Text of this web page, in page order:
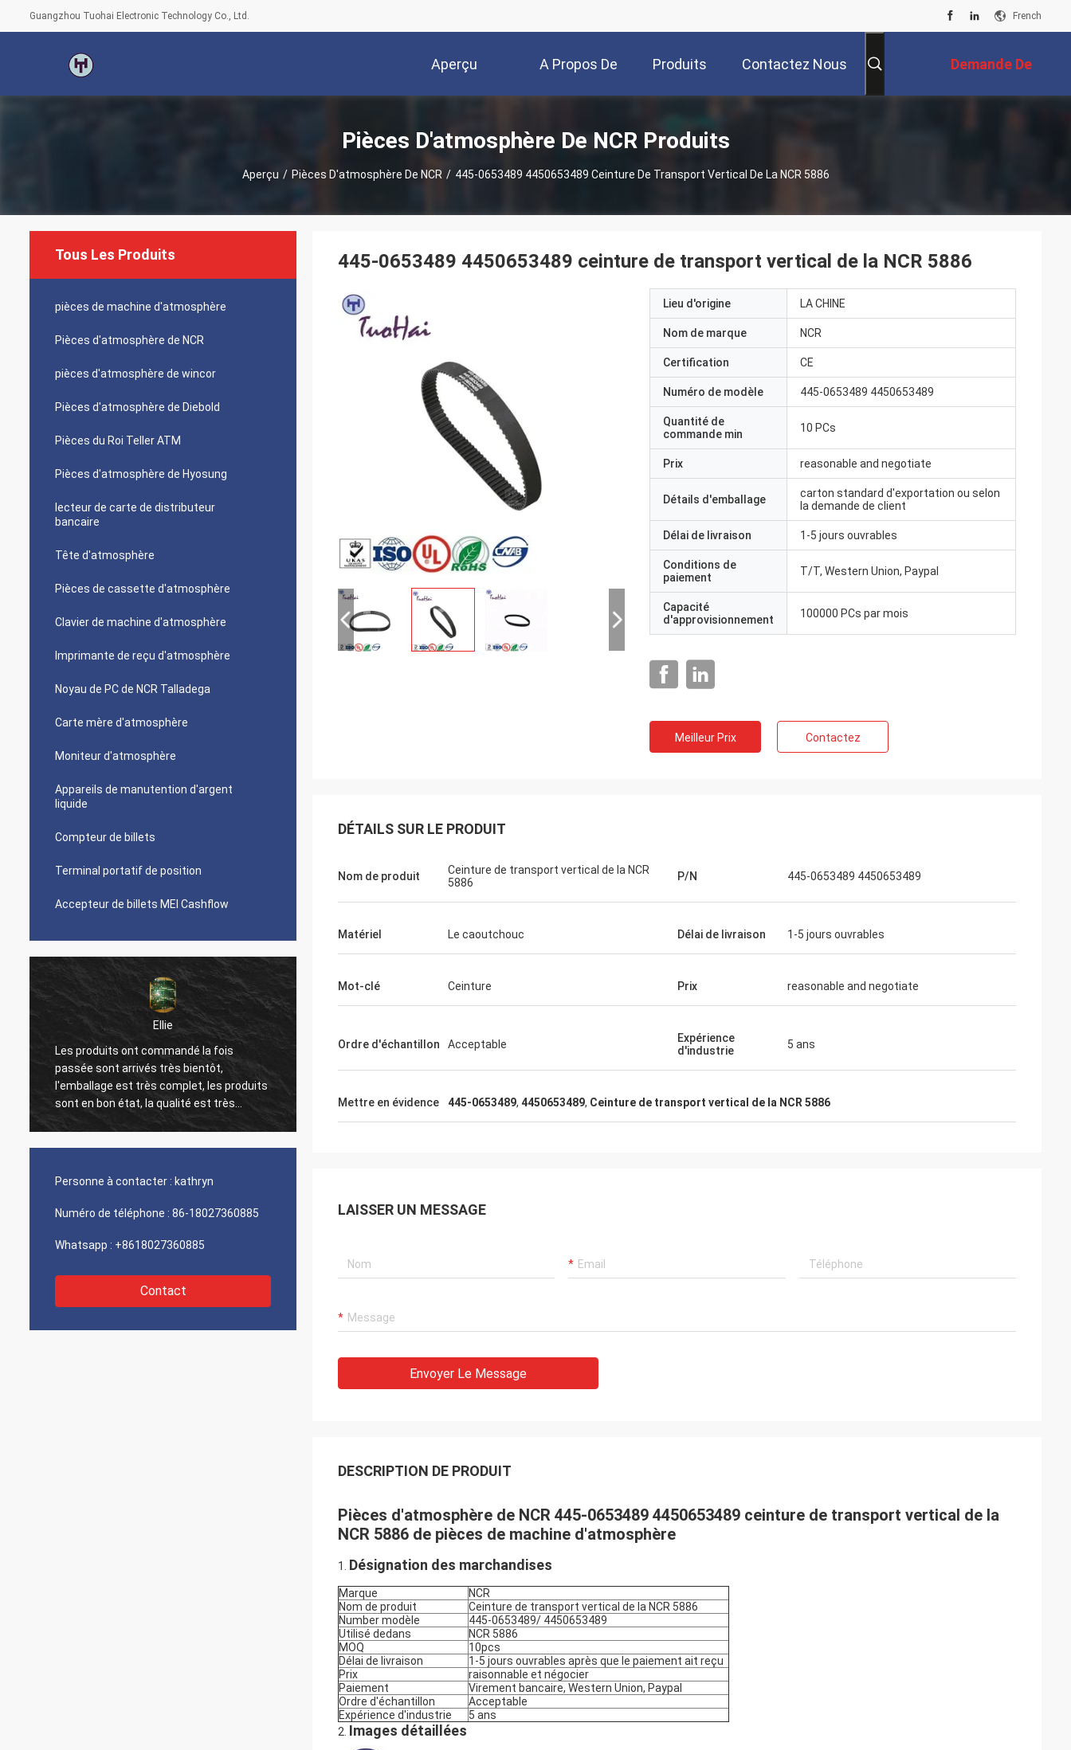
Guangzhou Tuohai Electronic Technology Co., Ltd. French
Aperçu A Propos De
Nous
Produits Contactez Nous Demande De
Soumission
Pièces D'atmosphère De NCR Produits
Aperçu / Pièces D'atmosphère De NCR / 445-0653489 4450653489 Ceinture De Transport Vertical De La NCR 5886
Tous Les Produits
pièces de machine d'atmosphère
Pièces d'atmosphère de NCR
pièces d'atmosphère de wincor
Pièces d'atmosphère de Diebold
Pièces du Roi Teller ATM
Pièces d'atmosphère de Hyosung
lecteur de carte de distributeur
bancaire
Tête d'atmosphère
Pièces de cassette d'atmosphère
Clavier de machine d'atmosphère
Imprimante de reçu d'atmosphère
Noyau de PC de NCR Talladega
Carte mère d'atmosphère
Moniteur d'atmosphère
Appareils de manutention d'argent
liquide
Compteur de billets
Terminal portatif de position
Accepteur de billets MEI Cashflow
Ellie
Les produits ont commandé la fois
passée sont arrivés très bientôt,
l'emballage est très complet, les produits
sont en bon état, la qualité est très
garantis, le prix de produit et le fret sont
Leur service est très bon, le lancement de
produit est très détaillé, à nos questions
opportune et patiente. La qualité du
produit est également très bonne, le prix
Personne à contacter : kathryn
Numéro de téléphone : 86-18027360885
Whatsapp : +8618027360885
Contact
445-0653489 4450653489 ceinture de transport vertical de la NCR 5886
Lieu d'origine LA CHINE
Nom de marque NCR
Certification CE
Numéro de modèle 445-0653489 4450653489
Quantité de
commande min
10 PCs
Prix reasonable and negotiate
Détails d'emballage
carton standard d'exportation ou selon
la demande de client
Délai de livraison 1-5 jours ouvrables
Conditions de
paiement
T/T, Western Union, Paypal
Capacité
d'approvisionnement
100000 PCs par mois
Meilleur Prix Contactez
DÉTAILS SUR LE PRODUIT
Nom de produit
Ceinture de transport vertical de la NCR
5886
P/N 445-0653489 4450653489
Matériel Le caoutchouc Délai de livraison 1-5 jours ouvrables
Mot-clé Ceinture Prix reasonable and negotiate
Ordre d'échantillon Acceptable
Expérience
d'industrie
5 ans
Mettre en évidence 445-0653489, 4450653489, Ceinture de transport vertical de la NCR 5886
LAISSER UN MESSAGE
Envoyer Le Message
DESCRIPTION DE PRODUIT
Pièces d'atmosphère de NCR 445-0653489 4450653489 ceinture de transport vertical de la
NCR 5886 de pièces de machine d'atmosphère
1. Désignation des marchandises
Marque
NCR
Nom de produit
Ceinture de transport vertical de la NCR 5886
Number modèle
445-0653489/ 4450653489
Utilisé dedans
NCR 5886
MOQ
10pcs
Délai de livraison
1-5 jours ouvrables après que le paiement ait reçu
Prix
raisonnable et négocier
Paiement
Virement bancaire, Western Union, Paypal
Ordre d'échantillon
Acceptable
Expérience d'industrie
5 ans
2. Images détaillées